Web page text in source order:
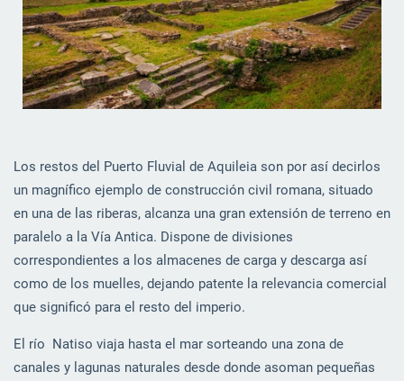
Los restos del Puerto Fluvial de Aquileia son por así decirlos
un magnífico ejemplo de construcción civil romana, situado
en una de las riberas, alcanza una gran extensión de terreno en
paralelo a la Vía Antica. Dispone de divisiones
correspondientes a los almacenes de carga y descarga así
como de los muelles, dejando patente la relevancia comercial
que significó para el resto del imperio.
El río Natiso viaja hasta el mar sorteando una zona de
canales y lagunas naturales desde donde asoman pequeñas